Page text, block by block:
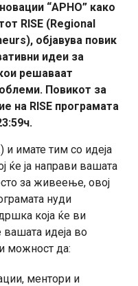
“АРНО” како
RISE (Regional
објавува повик
идеи за
решаваат
Повикот за
на RISE програмата
имате тим со идеја
ќе ја направи вашата
за живеење, овој
нуди
која ќе ви
вашата идеја во
можност да:
ментори и